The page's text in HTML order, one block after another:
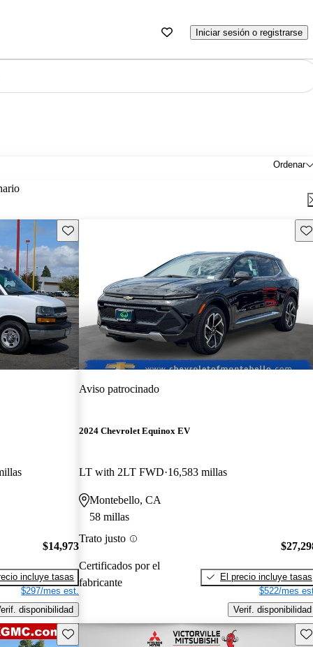
Iniciar sesión o registrarse
Ordenar
Guarda este Aviso
$14,973
incluye tasas
$297/mes est.
disponibilidad
Aviso patrocinado
2024 Chevrolet Equinox EV
LT with 2LT FWD 16,583 millas
Montebello, CA
58 millas
Trato justo
Certificados por el
fabricante
El precio incluye tasas
$522/mes
Verif. disponibilidad
Guarda este Aviso